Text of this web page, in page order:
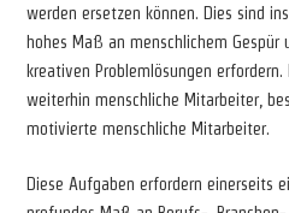
werden ersetzen können. Dies sind
hohes Maß an menschlichem Gespür
kreativen Problemlösungen
weiterhin menschliche Mitarbeiter,
motivierte menschliche Mitarbeiter.
Diese Aufgaben erfordern einerseits